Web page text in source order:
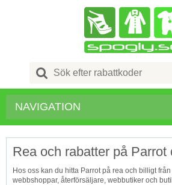
Search
for:
NAVIGATION
Rea och rabatter på Parrot
Hos oss kan du hitta Parrot på rea och billigt
webbshoppar, återförsäljare, webbutiker och